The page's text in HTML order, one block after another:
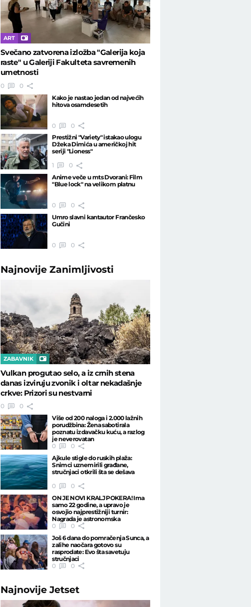
ART
Svečano zatvorena izložba "Galerija koja
raste" u Galeriji Fakulteta savremenih
umetnosti
0
0
Kako je nastao jedan od najvećih
hitova osamdesetih
0
0
Prestižni "Variety" istakao ulogu
Džeka Dimića u američkoj hit
seriji "Lioness"
1
0
Anime veče u mts Dvorani: Film
"Blue lock" na velikom platnu
0
0
Umro slavni kantautor Frančesko
Gučini
0 0
NajnovijeZanimljivosti
ZABAVNIK
Vulkan progutao selo, a iz crnih stena
danas izviruju zvonik i oltar nekadašnje
crkve: Prizori su nestvarni
0
0
Više od 200 naloga i 2.000 lažnih
porudžbina: Žena sabotirala
poznatu izdavačku kuću, a razlog
je neverovatan
0
0
Ajkule stigle do ruskih plaža:
Snimci uznemirili građane,
stručnjaci otkrili šta se dešava
0
0
ON JE NOVI KRALJ POKERA! Ima
samo 22 godine, a upravo je
osvojio najprestižniji turnir:
Nagrada je astronomska
0
0
Još 6 dana do pomračenja Sunca, a
zalihe naočara gotovo su
rasprodate: Evo šta savetuju
stručnjaci
0
0
NajnovijeJetset